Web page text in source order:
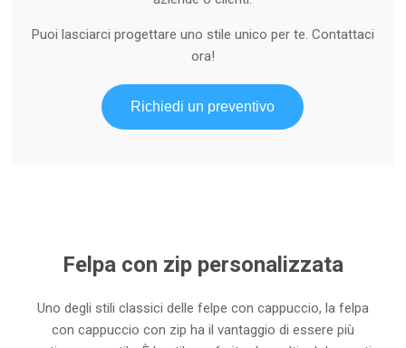
Puoi lasciarci progettare uno stile unico per te. Contattaci
ora!
Richiedi un preventivo
Felpa con zip personalizzata
Uno degli stili classici delle felpe con cappuccio, la felpa
con cappuccio con zip ha il vantaggio di essere più